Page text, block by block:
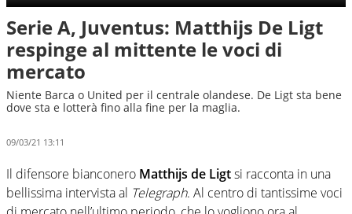
Serie A, Juventus: Matthijs De Ligt
respinge al mittente le voci di
mercato
Niente Barca o United per il centrale olandese. De Ligt sta bene
dove sta e lotterà fino alla fine per la maglia.
09/03/21 13:11
Il difensore bianconero Matthijs de Ligtsi racconta in una
bellissima intervista al Telegraph. Al centro di tantissime voci